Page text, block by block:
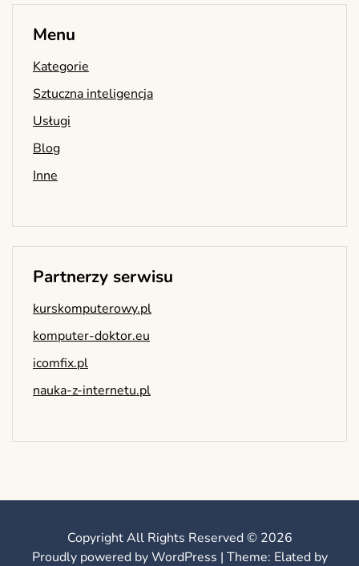
Menu
Kategorie
Sztuczna inteligencja
Usługi
Blog
Inne
Partnerzy serwisu
kurskomputerowy.pl
komputer-doktor.eu
icomfix.pl
nauka-z-internetu.pl
Copyright All Rights Reserved © 2026
Proudly powered by WordPress | Theme: Elated by